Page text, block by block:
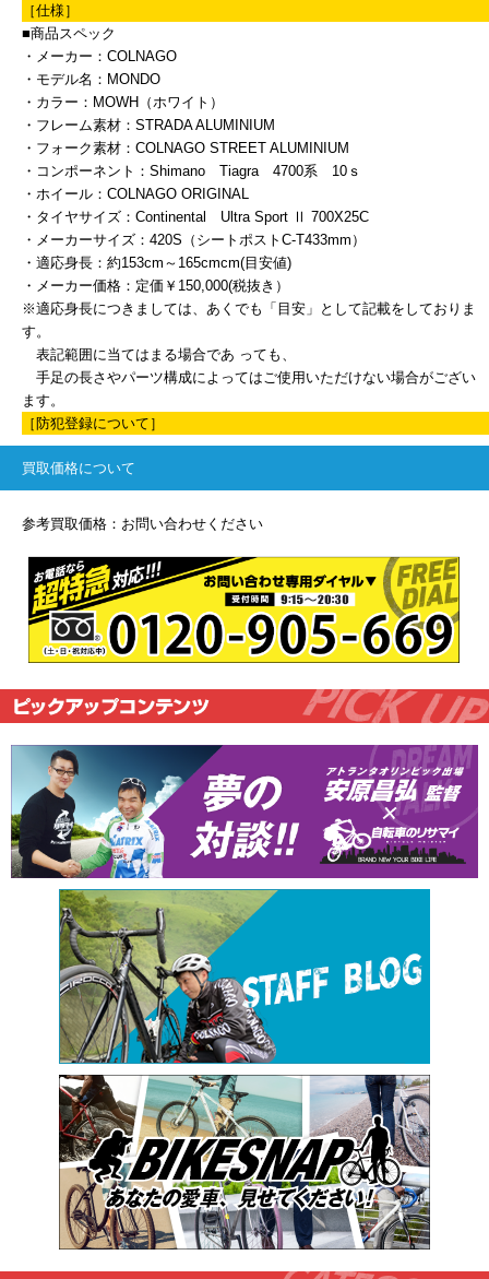
［仕様］
■商品スペック
・メーカー：COLNAGO
・モデル名：MONDO
・カラー：MOWH（ホワイト）
・フレーム素材：STRADA ALUMINIUM
・フォーク素材：COLNAGO STREET ALUMINIUM
・コンポーネント：Shimano Tiagra 4700系 10ｓ
・ホイール：COLNAGO ORIGINAL
・タイヤサイズ：Continental Ultra Sport Ⅱ 700X25C
・メーカーサイズ：420S（シートポストC-T433mm）
・適応身長：約153cm～165cmcm(目安値)
・メーカー価格：定価￥150,000(税抜き）
※適応身長につきましては、あくでも「目安」として記載をしておりま
す。
表記範囲に当てはまる場合であ っても、
手足の長さやパーツ構成によってはご使用いただけない場合がござい
ます。
［防犯登録について］
買取価格について
参考買取価格：お問い合わせください